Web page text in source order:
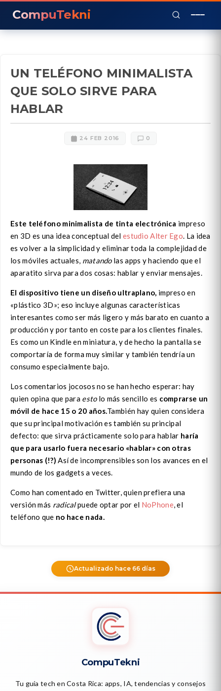
CompuTekni
UN TELÉFONO MINIMALISTA
QUE SOLO SIRVE PARA
HABLAR
24 FEB 2016 0
Este teléfono minimalista de tinta electrónica impreso
en 3D es una idea conceptual del estudio Alter Ego. La idea
es volver a la simplicidad y eliminar toda la complejidad de
los móviles actuales, matandolas apps y haciendo que el
aparatito sirva para dos cosas: hablar y enviar mensajes.
El dispositivo tiene un diseño ultraplano, impreso en
«plástico 3D»; eso incluye algunas características
interesantes como ser más ligero y más barato en cuanto a
producción y por tanto en coste para los clientes finales.
Es como un Kindle en miniatura, y de hecho la pantalla se
comportaría de forma muy similar y también tendría un
consumo especialmente bajo.
Los comentarios jocosos no se han hecho esperar: hay
quien opina que para estolo más sencillo es comprarse un
móvil de hace 15 o 20 años.También hay quien considera
que su principal motivación es también su principal
defecto: que sirva prácticamente solo para hablar haría
que para usarlo fuera necesario «hablar» con otras
personas (!?) Así de incomprensibles son los avances en el
mundo de los gadgets a veces.
Como han comentado en Twitter, quien prefiera una
versión más radicalpuede optar por el NoPhone, el
teléfono que no hace nada.
Actualizado hace 66 días
CompuTekni
Tu guía tech en Costa Rica: apps, IA, tendencias y consejos